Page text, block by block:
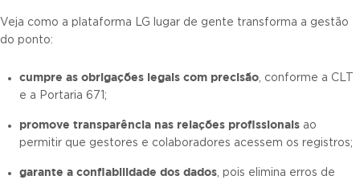
Veja como a plataforma LG lugar de gente transforma a gestão
do ponto:
cumpre as obrigações legais com precisão, conforme a CLT
e a Portaria 671;
promove transparência nas relações profissionais ao
permitir que gestores e colaboradores acessem os registros;
garante a confiabilidade dos dados, pois elimina erros de